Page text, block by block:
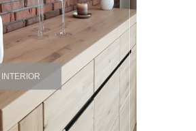
INTERIOR